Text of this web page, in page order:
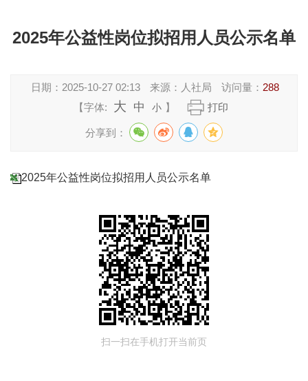
2025年公益性岗位拟招用人员公示名单
日期： 2025-10-27 02:13 来源： 人社局 访问量： 288
【字体:
大 中 小 】 打印
分享到：
2025年公益性岗位拟招用人员公示名单
扫一扫在手机打开当前页